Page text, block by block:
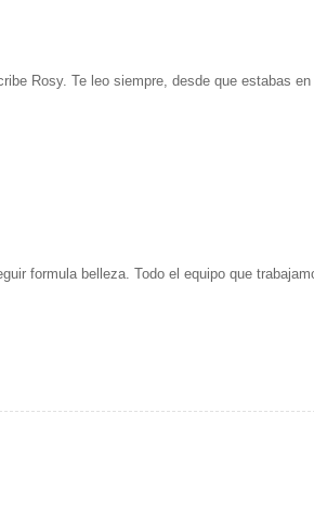
Rosy. Te leo siempre, desde que estabas
formula belleza. Todo el equipo que